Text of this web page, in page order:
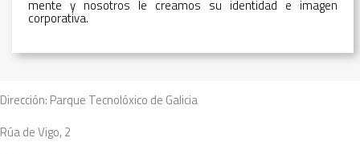
mente y nosotros le creamos su identidad e imagen
corporativa.
Dirección: Parque Tecnolóxico de Galicia
Rúa de Vigo, 2